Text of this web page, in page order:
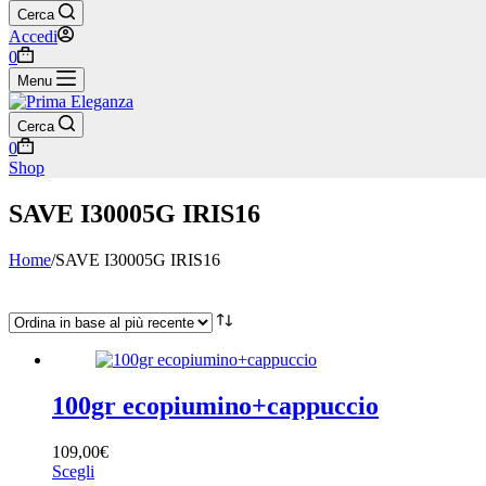
Cerca
Accedi
Carrello
0
Menu
Cerca
Carrello
0
Shop
SAVE I30005G IRIS16
Home/SAVE I30005G IRIS16
Categorie
BRANDS KID
Taglia
100gr ecopiumino+cappuccio
109,00€
Scegli